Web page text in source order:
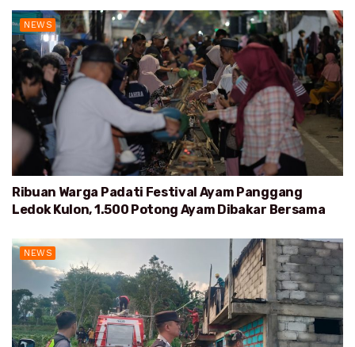
NEWS
Ribuan Warga Padati Festival Ayam Panggang
Ledok Kulon, 1.500 Potong Ayam Dibakar Bersama
NEWS